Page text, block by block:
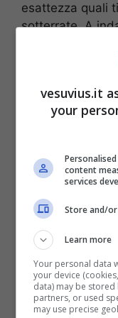
esattezza quali
sotterrate. A
gestito dal clan
della squadra
Distrettuale
vesuvius.it
your
content
services
Store and/
Learn more
Your personal data
your device
data) may be
partners, or used
may use precise